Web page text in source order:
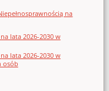
na
lata 2026-2030 w
lata 2026-2030 w
osób